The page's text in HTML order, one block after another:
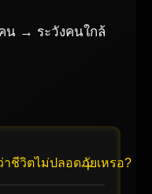
น → ระวังคนใกล้
ชีวิตไม่ปลอดภัยเหรอ?